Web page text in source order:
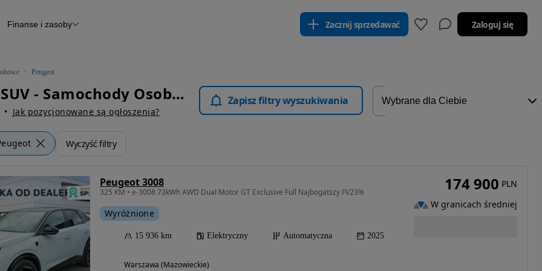
Raport z inspekcji
Otomoto News
Finanse i zasoby Zacznij sprzedawać Zaloguj się
Peugeot
Peugeot SUV - Samochody Osobowe
Jak pozycjonowane są ogłoszenia?
Zapisz filtry wyszukiwania
Wyczyść filtry
Peugeot 3008
325 KM • e-3008 73kWh AWD Dual Motor GT Exclusive Full Najbogatszy FV23%
Wyróżnione
15 936 km Elektryczny Automatyczna 2025
Warszawa (Mazowieckie)
174 900 PLN
W granicach średniej